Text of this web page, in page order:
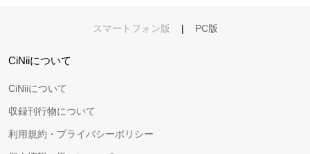
スマートフォン版 | PC版
CiNiiについて
CiNiiについて
収録刊行物について
利用規約・プライバシーポリシー